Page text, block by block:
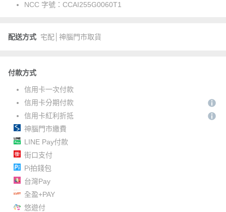
NCC 字號： CCAI255G0060T1
配送方式 宅配│神腦門市取貨
付款方式
信用卡一次付款
信用卡分期付款
信用卡紅利折抵
神腦門市繳費
LINE Pay付款
街口支付
Pi拍錢包
台灣Pay
全盈+PAY
悠遊付